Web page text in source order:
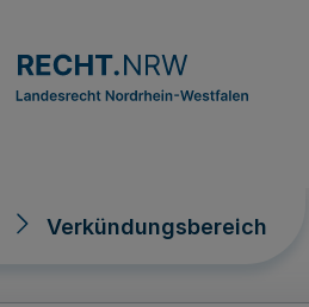
Verkündungsbereich